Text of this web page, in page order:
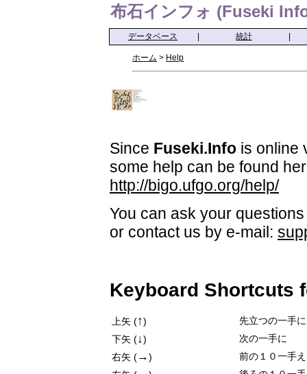
布石インフォ (Fuseki
データベース 統計
ホーム > Help
Since Fuseki.Info is online
some help can be found
http://bigo.ufgo.org/help/
You can ask your
or contact us by e-mail:
Keyboard Shortcuts
上矢 (↑)
先立つの一手に
下矢 (↓)
次の一手に
右矢 (→)
前の１０一手え